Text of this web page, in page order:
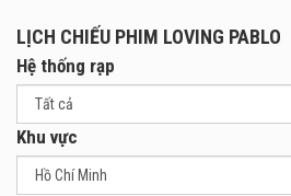
LỊCH CHIẾU PHIM LOVING PABLO
Hệ thống rạp
Khu vực